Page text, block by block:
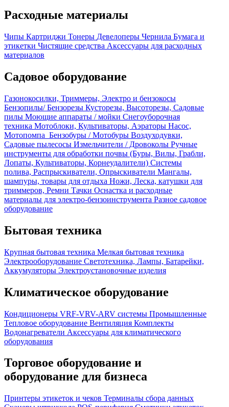
Расходные материалы
Чипы Картриджи Тонеры Девелоперы Чернила Бумага и
этикетки Чистящие средства Аксессуары для расходных
материалов
Садовое оборудование
Газонокосилки, Триммеры, Электро и бензокосы
Бензопилы/ Бензорезы Кусторезы, Высоторезы, Садовые
пилы Моющие аппараты / мойки Снегоуборочная
техника Мотоблоки, Культиваторы, Аэраторы Насос,
Мотопомпа Бензобуры / Мотобуры Воздуходувки,
Садовые пылесосы Измельчители / Дровоколы Ручные
инструменты для обработки почвы (Буры, Вилы, Грабли,
Лопаты, Культиваторы, Корнеудалители) Системы
полива, Распрыскиватели, Опрыскиватели Мангалы,
шампуры, товары для отдыха Ножи, Леска, катушки для
триммеров, Ремни Тачки Оснастка и расходные
материалы для электро-бензоинструмента Разное садовое
оборудование
Бытовая техника
Крупная бытовая техника Мелкая бытовая техника
Электрооборудование Светотехника, Лампы, Батарейки,
Аккумуляторы Электроустановочные изделия
Климатическое оборудование
Кондиционеры VRF-VRV-ARV системы Промышленные
Тепловое оборудование Вентиляция Комплекты
Водонагреватели Аксессуары для климатического
оборудования
Торговое оборудование и
оборудование для бизнеса
Принтеры этикеток и чеков Терминалы сбора данных